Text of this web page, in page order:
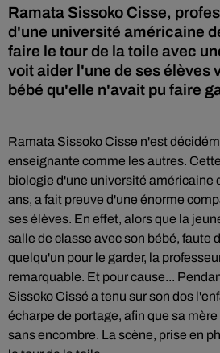
Ramata Sissoko Cisse,
d'une université américaine
faire le tour de la toile avec
voit aider l'une de ses élèves
bébé qu'elle n'avait pu faire
Ramata Sissoko Cisse n'est
enseignante comme les autres. Cette
biologie d'une université américaine
ans, a fait preuve d'une énorme
ses élèves. En effet, alors que la
salle de classe avec son bébé, faute
quelqu'un pour le garder, la
remarquable. Et pour cause...
Sissoko Cissé a tenu sur son dos
écharpe de portage, afin que sa
sans encombre. La scène, prise en